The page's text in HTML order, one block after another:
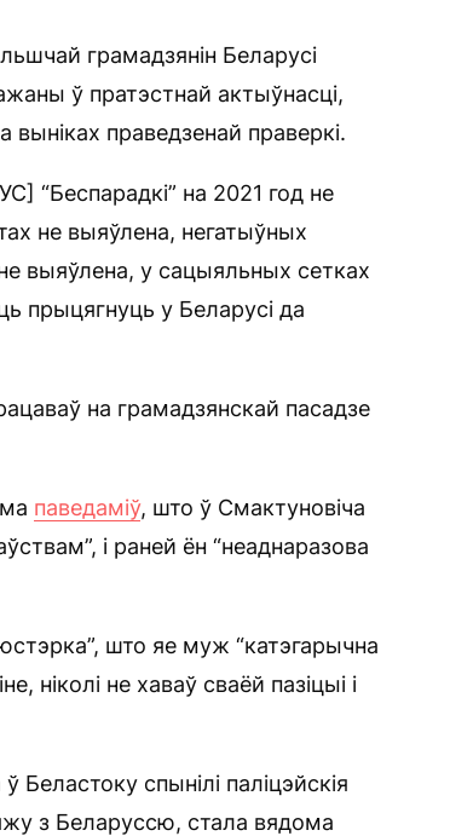
грамадзянін Беларусі
ў пратэстнай актыўнасці,
выніках праведзенай праверкі.
“Беспарадкі” на 2021 год не
не выяўлена, негатыўных
выяўлена, у сацыяльных сетках
прыцягнуць у Беларусі да
на грамадзянскай пасадзе
паведаміў, што ў Смактуновіча
і раней ён “неаднаразова
што яе муж “катэгарычна
ніколі не хаваў сваёй пазіцыі і
Беластоку спынілі паліцэйскія
з Беларуссю, стала вядома